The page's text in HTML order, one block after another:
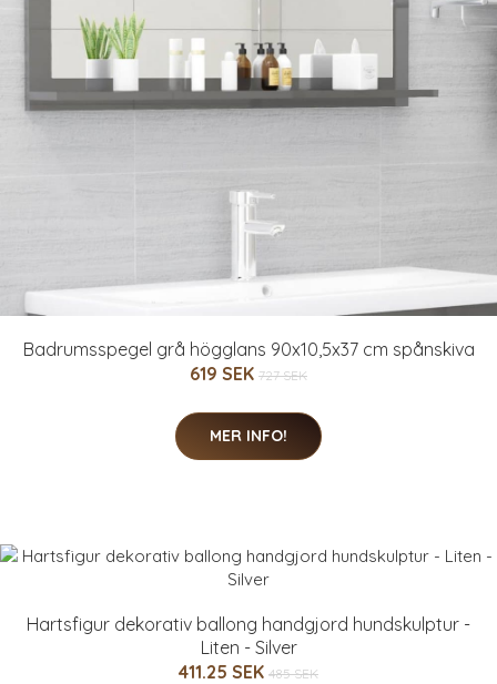
Badrumsspegel grå högglans 90x10,5x37 cm spånskiva
619 SEK 727 SEK
MER INFO!
Hartsfigur dekorativ ballong handgjord hundskulptur -
Liten - Silver
411.25 SEK 485 SEK